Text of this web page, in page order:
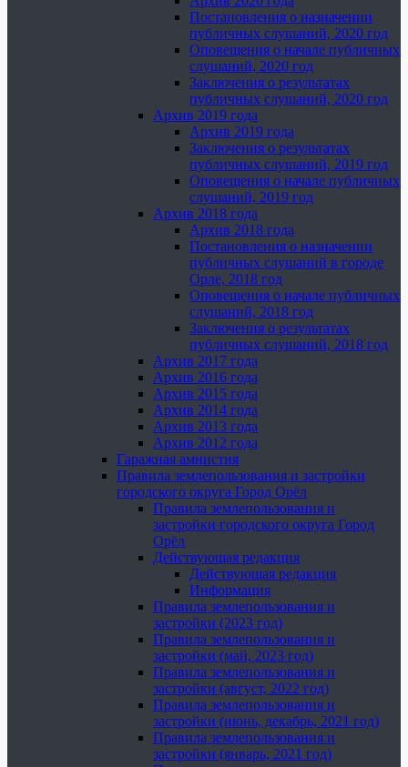
Постановления о назначении
публичных слушаний, 2020 год
Оповещения о начале публичных
слушаний, 2020 год
Заключения о результатах
публичных слушаний, 2020 год
Архив 2019 года
Архив 2019 года
Заключения о результатах
публичных слушаний, 2019 год
Оповещения о начале публичных
слушаний, 2019 год
Архив 2018 года
Архив 2018 года
Постановления о назначении
публичных слушаний в городе
Орле, 2018 год
Оповещения о начале публичных
слушаний, 2018 год
Заключения о результатах
публичных слушаний, 2018 год
Архив 2017 года
Архив 2016 года
Архив 2015 года
Архив 2014 года
Архив 2013 года
Архив 2012 года
Гаражная амнистия
Правила землепользования и застройки
городского округа Город Орёл
Правила землепользования и
застройки городского округа Город
Орёл
Действующая редакция
Действующая редакция
Информация
Правила землепользования и
застройки (2023 год)
Правила землепользования и
застройки (май, 2023 год)
Правила землепользования и
застройки (август, 2022 год)
Правила землепользования и
застройки (июнь, декабрь, 2021 год)
Правила землепользования и
застройки (январь, 2021 год)